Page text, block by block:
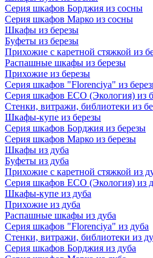
Серия шкафов Борджия из сосны
Серия шкафов Марко из сосны
Шкафы из березы
Буфеты из березы
Прихожие с каретной стяжкой из
Распашные шкафы из березы
Прихожие из березы
Серия шкафов "Florenciya" из
Серия шкафов ECO (Экология) из
Стенки, витражи, библиотеки из
Шкафы-купе из березы
Серия шкафов Борджия из березы
Серия шкафов Марко из березы
Шкафы из дуба
Буфеты из дуба
Прихожие с каретной стяжкой из
Серия шкафов ECO (Экология) из
Шкафы-купе из дуба
Прихожие из дуба
Распашные шкафы из дуба
Серия шкафов "Florenciya" из дуба
Стенки, витражи, библиотеки из
Серия шкафов Борджия из дуба